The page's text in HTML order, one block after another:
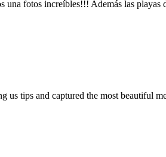
fotos increíbles!!! Además las playas
us tips and captured the most beautiful